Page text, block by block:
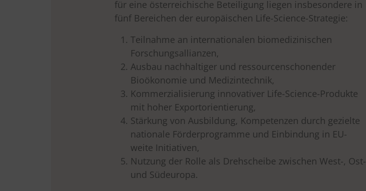
für eine österreichische Beteiligung liegen insbesondere in
fünf Bereichen der europäischen Life-Science-Strategie:
Teilnahme an internationalen biomedizinischen
Forschungsallianzen,
Ausbau nachhaltiger und ressourcenschonender
Bioökonomie und Medizintechnik,
Kommerzialisierung innovativer Life-Science-Produkte
mit hoher Exportorientierung,
Stärkung von Ausbildung, Kompetenzen durch gezielte
nationale Förderprogramme und Einbindung in EU-
weite Initiativen,
Nutzung der Rolle als Drehscheibe zwischen West-, Ost-
und Südeuropa.